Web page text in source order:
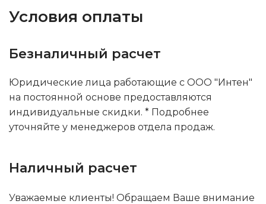
Условия оплаты
Безналичный расчет
Юридические лица работающие с ООО "Интен"
на постоянной основе предоставляются
индивидуальные скидки. * Подробнее
уточняйте у менеджеров отдела продаж.
Наличный расчет
Уважаемые клиенты! Обращаем Ваше внимание